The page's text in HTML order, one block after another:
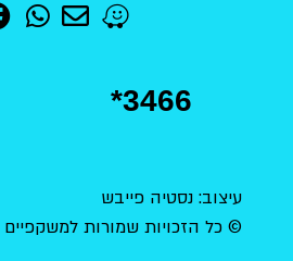
*3466
עיצוב: נסטיה פייבש
© כל הזכויות שמורות